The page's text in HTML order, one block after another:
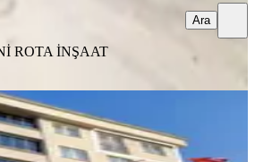
ROTA İNŞAAT
Ara
Memura Dağ Manzaralı
1+1 Daire